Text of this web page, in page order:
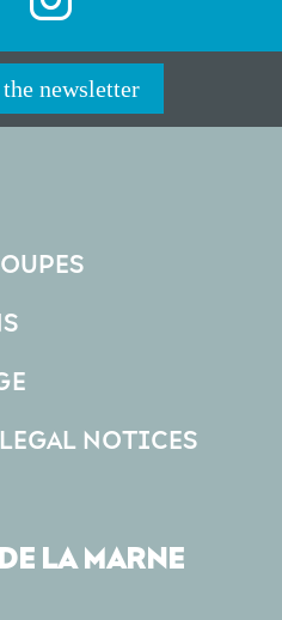
newsletter
NOTICES
LA MARNE